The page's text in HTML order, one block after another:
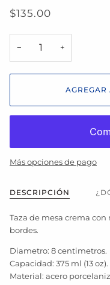
$135.00
− +
AGREGAR
Más opciones de pago
DESCRIPCIÓN
Taza de mesa crema
bordes.
Diametro: 8 centimetros.
Capacidad: 375 ml (13 oz).
Material: acero